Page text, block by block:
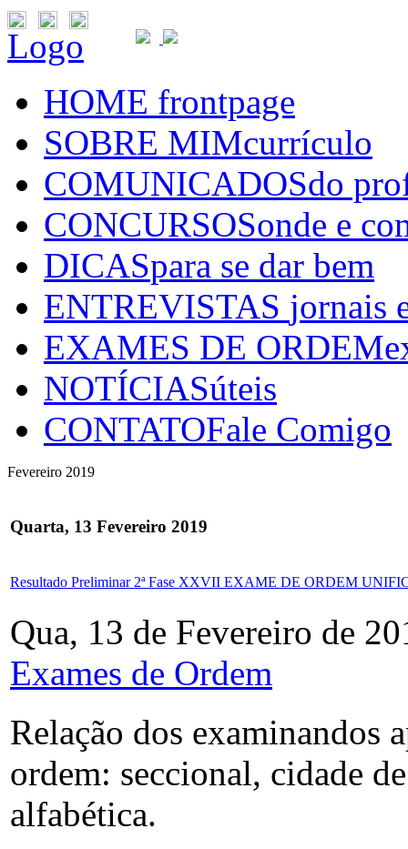
Logo
HOME frontpage
SOBRE MIMcurrículo
COMUNICADOSdo
CONCURSOSonde e
DICASpara se dar bem
ENTREVISTAS jornais
EXAMES DE ORDEM
NOTÍCIASúteis
CONTATOFale Comigo
Fevereiro 2019
Quarta, 13 Fevereiro 2019
Resultado Preliminar 2ª Fase XXVII EXAME DE ORDEM
Qua, 13 de Fevereiro de
Exames de Ordem
Relação dos
ordem: seccional, cidade
alfabética.